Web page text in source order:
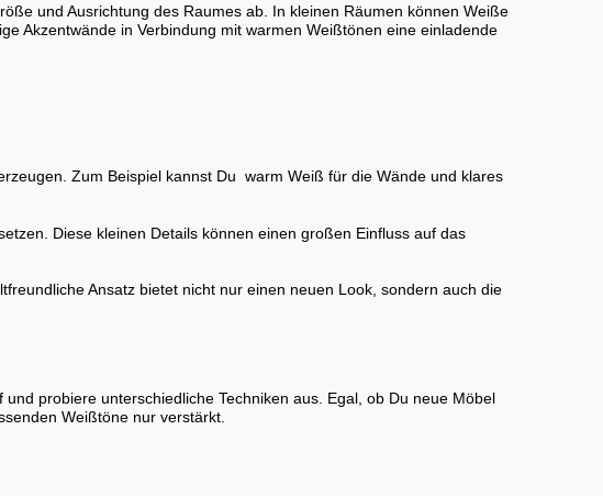
und Ausrichtung des Raumes ab. In kleinen Räumen können Weiße
Akzentwände in Verbindung mit warmen Weißtönen eine einladende
Zum Beispiel kannst Du warm Weiß für die Wände und klares
Diese kleinen Details können einen großen Einfluss auf das
Ansatz bietet nicht nur einen neuen Look, sondern auch die
probiere unterschiedliche Techniken aus. Egal, ob Du neue Möbel
Weißtöne nur verstärkt.